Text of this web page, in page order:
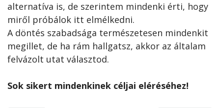
alternatíva is, de szerintem mindenki érti, hogy
miről próbálok itt elmélkedni.
A döntés szabadsága természetesen mindenkit
megillet, de ha rám hallgatsz, akkor az általam
felvázolt utat választod.
Sok sikert mindenkinek céljai eléréséhez!